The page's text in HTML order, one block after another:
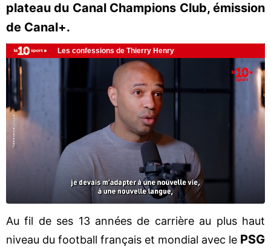
plateau du Canal Champions Club, émission
de Canal+.
Au fil de ses 13 années de carrière au plus haut
niveau du football français et mondial avec le PSG